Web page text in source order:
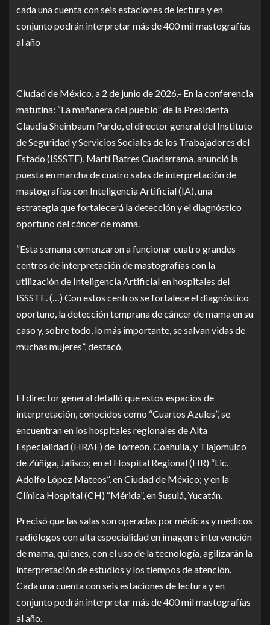
cada una cuenta con seis estaciones de lectura y en
conjunto podrán interpretar más de 400 mil mastografías
al año
Ciudad de México, a 2 de junio de 2026.- En la conferencia
matutina: “La mañanera del pueblo” de la Presidenta
Claudia Sheinbaum Pardo, el director general del Instituto
de Seguridad y Servicios Sociales de los Trabajadores del
Estado (ISSSTE), Martí Batres Guadarrama, anunció la
puesta en marcha de cuatro salas de interpretación de
mastografías con Inteligencia Artificial (IA), una
estrategia que fortalecerá la detección y el diagnóstico
oportuno del cáncer de mama.
“Esta semana comenzaron a funcionar cuatro grandes
centros de interpretación de mastografías con la
utilización de Inteligencia Artificial en hospitales del
ISSSTE. (…) Con estos centros se fortalece el diagnóstico
oportuno, la detección temprana de cáncer de mama en su
caso y, sobre todo, lo más importante, se salvan vidas de
muchas mujeres”, destacó.
El director general detalló que estos espacios de
interpretación, conocidos como “Cuartos Azules”, se
encuentran en los hospitales regionales de Alta
Especialidad (HRAE) de Torreón, Coahuila, y Tlajomulco
de Zúñiga, Jalisco; en el Hospital Regional (HR) “Lic.
Adolfo López Mateos”, en Ciudad de México; y en la
Clínica Hospital (CH) “Mérida”, en Susulá, Yucatán.
Precisó que las salas son operadas por médicas y médicos
radiólogos con alta especialidad en imagen e intervención
de mama, quienes, con el uso de la tecnología, agilizarán la
interpretación de estudios y los tiempos de atención.
Cada una cuenta con seis estaciones de lectura y en
conjunto podrán interpretar más de 400 mil mastografías
al año.